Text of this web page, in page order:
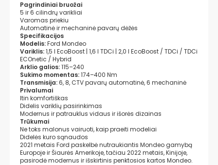
Pagrindiniai bruožai
5 ir 6 cilindrų varikliai
Varomas priekiu
Automatinė ir mechaninė pavarų dėžės
Specifikacijos
Modelis:Ford Mondeo
Variklis:1,5 l EcoBoost | 1,6 l TDCi | 2,0 l EcoBoost / TDCi / TDCi
ECOnetic / Hybrid
Arklio galios:115–240
Sukimo momentas:174–400 Nm
Transmisija:6, 8, CTV pavarų automatinė, 6 mechaninė
Privalumai
Itin komfortiškas
Didelis variklių pasirinkimas
Modernus ir patrauklus vidaus ir išorės dizainas
Trūkumai
Ne toks malonus vairuoti, kaip praeiti modeliai
Didelės kuro sąnaudos
2021 metais Ford paskelbė nutraukiantis Mondeo gamybą
Europoje ir Šiaurės Amerikoje, tačiau 2022 metais, Kinijoje,
pasirodė modernus ir išskirtinis penktosios kartos Mondeo.